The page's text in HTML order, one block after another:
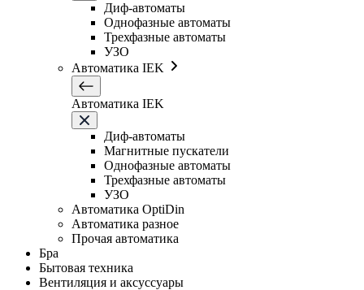
Диф-автоматы
Однофазные автоматы
Трехфазные автоматы
УЗО
Автоматика IEK
Автоматика IEK
Диф-автоматы
Магнитные пускатели
Однофазные автоматы
Трехфазные автоматы
УЗО
Автоматика OptiDin
Автоматика разное
Прочая автоматика
Бра
Бытовая техника
Вентиляция и аксуссуары